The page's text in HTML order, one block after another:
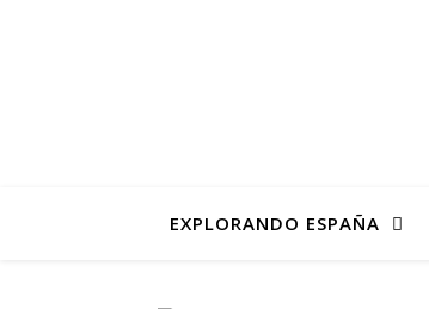
EXPLORANDO ESPAÑA